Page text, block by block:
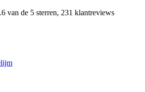
van de 5 sterren, 231 klantreviews